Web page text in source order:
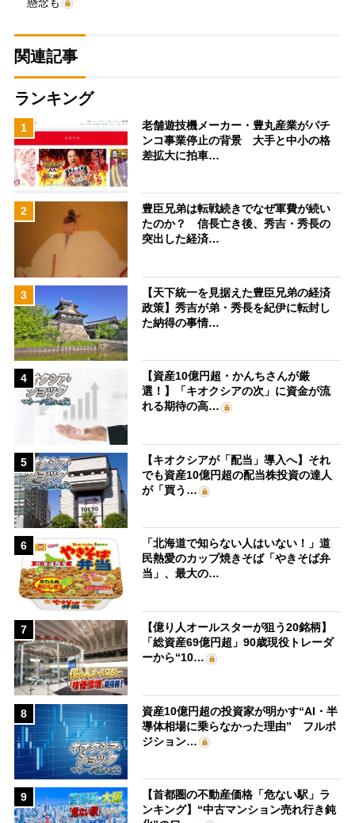
関連記事
ランキング
1
老舗遊技機メーカー・豊丸産業がパチ
ンコ事業停止の背景 大手と中小の格
差拡大に拍車…
2
豊臣兄弟は転戦続きでなぜ軍費が続い
たのか？ 信長亡き後、秀吉・秀長の
突出した経済…
3
【天下統一を見据えた豊臣兄弟の経済
政策】秀吉が弟・秀長を紀伊に転封し
た納得の事情…
4
【資産10億円超・かんちさんが厳
選！】「キオクシアの次」に資金が流
れる期待の高…
5
【キオクシアが「配当」導入へ】それ
でも資産10億円超の配当株投資の達人
が「買う…
6
「北海道で知らない人はいない！」道
民熱愛のカップ焼きそば「やきそば弁
当」、最大の…
7
【億り人オールスターが狙う20銘柄】
「総資産69億円超」90歳現役トレーダ
ーから“10…
8
資産10億円超の投資家が明かす“AI・半
導体相場に乗らなかった理由” フルポ
ジション…
9
【首都圏の不動産価格「危ない駅」ラ
ンキング】“中古マンション売れ行き鈍